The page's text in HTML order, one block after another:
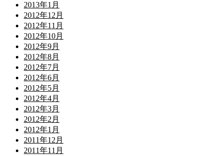
2013年1月
2012年12月
2012年11月
2012年10月
2012年9月
2012年8月
2012年7月
2012年6月
2012年5月
2012年4月
2012年3月
2012年2月
2012年1月
2011年12月
2011年11月